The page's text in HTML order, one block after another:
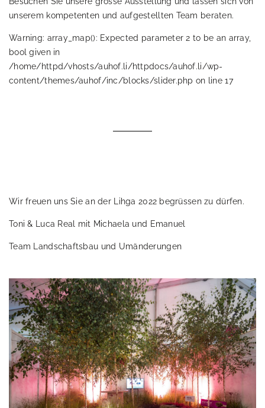
unserem kompetenten und aufgestellten Team beraten.
Warning: array_map(): Expected parameter 2 to be an array,
bool given in
/home/httpd/vhosts/auhof.li/httpdocs/auhof.li/wp-
content/themes/auhof/inc/blocks/slider.php on line 17
Wir freuen uns Sie an der Lihga 2022 begrüssen zu dürfen.
Toni & Luca Real mit Michaela und Emanuel
Team Landschaftsbau und Umänderungen